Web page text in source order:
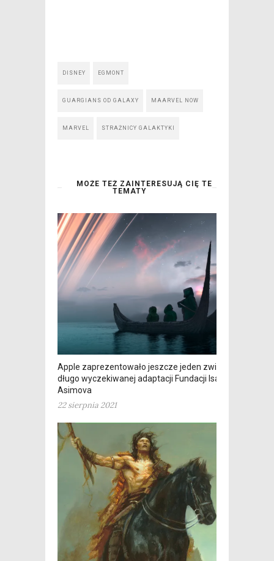
DISNEY EGMONT
GUARGIANS OD GALAXY MAARVEL NOW
MARVEL STRAŻNICY GALAKTYKI
MOŻE TEŻ ZAINTERESUJĄ CIĘ TE
TEMATY
Apple zaprezentowało jeszcze jeden zwiastun
długo wyczekiwanej adaptacji Fundacji Isaaca
Asimova
22 sierpnia 2021